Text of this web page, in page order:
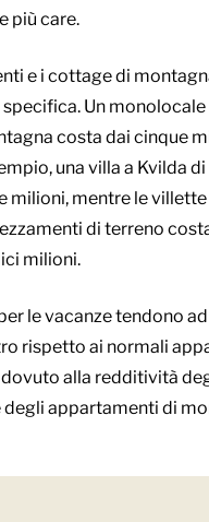
più care.
e i cottage di
specifica. Un monolocale
costa dai cinque
una villa a Kvilda
milioni, mentre le
di terreno
milioni.
le vacanze tendono
rispetto ai normali
dovuto alla redditività
degli appartamenti di